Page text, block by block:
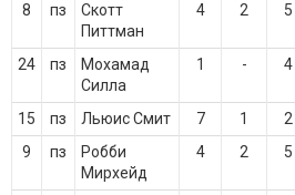
8 пз
Скотт
Питтман
4 2 5
24 пз
Мохамад
Силла
1 - 4
15 пз Льюис Смит 7 1 2
9
пз
Робби
Мирхейд
4 2 5